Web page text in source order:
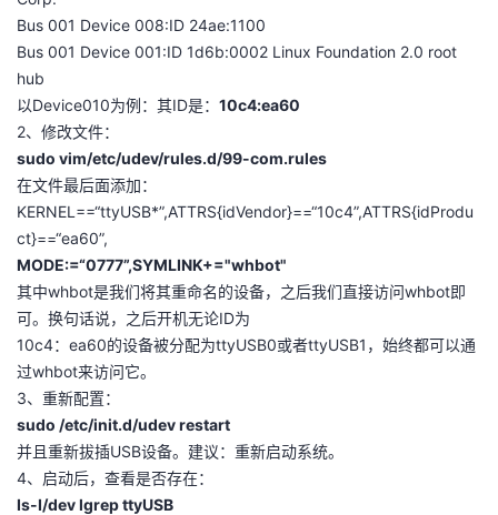
子
直
播
的
活
动
我
的
关
注
我
的
开
发
者
学
堂
我
的
我
我
的
Programs
我
的
支
持
我
的
技
我
的
Bus 001 Device 008:ID 24ae:1100
Bus 001 Device 001:ID 1d6b:0002 Linux Foundation 2.0 root
hub
以Device010为例：其ID是： 10c4:ea60
2、修改文件：
sudo vim/etc/udev/rules.d/99-com.rules
在文件最后面添加：
KERNEL==“ttyUSB*”,ATTRS{idVendor}==“10c4”,ATTRS{idProdu
ct}==“ea60”,
MODE:=“0777”,SYMLINK+="whbot"
其中whbot是我们将其重命名的设备，之后我们直接访问whbot即
可。换句话说，之后开机无论ID为
10c4：ea60的设备被分配为ttyUSB0或者ttyUSB1，始终都可以通
过whbot来访问它。
3、重新配置：
sudo /etc/init.d/udev restart
并且重新拔插USB设备。建议：重新启动系统。
4、启动后，查看是否存在：
Is-I/dev lgrep ttyUSB